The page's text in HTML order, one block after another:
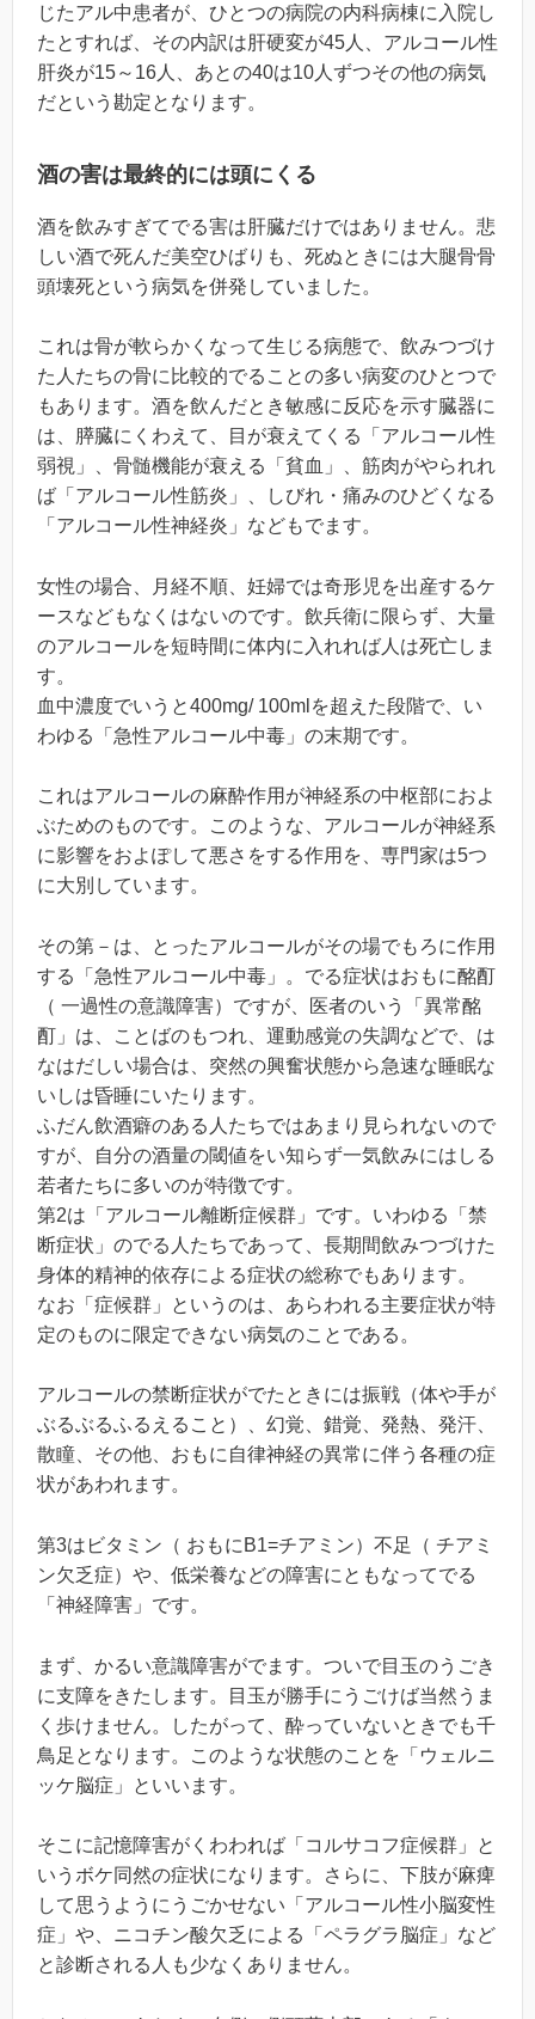
じたアル中患者が、ひとつの病院の内科病棟に入院し
たとすれば、その内訳は肝硬変が45人、アルコール性
肝炎が15～16人、あとの40は10人ずつその他の病気
だという勘定となります。
酒の害は最終的には頭にくる
酒を飲みすぎてでる害は肝臓だけではありません。悲
しい酒で死んだ美空ひばりも、死ぬときには大腿骨骨
頭壊死という病気を併発していました。
これは骨が軟らかくなって生じる病態で、飲みつづけ
た人たちの骨に比較的でることの多い病変のひとつで
もあります。酒を飲んだとき敏感に反応を示す臓器に
は、膵臓にくわえて、目が衰えてくる「アルコール性
弱視」、骨髄機能が衰える「貧血」、筋肉がやられれ
ば「アルコール性筋炎」、しびれ・痛みのひどくなる
「アルコール性神経炎」などもでます。
女性の場合、月経不順、妊婦では奇形児を出産するケ
ースなどもなくはないのです。飲兵衛に限らず、大量
のアルコールを短時間に体内に入れれば人は死亡しま
す。
血中濃度でいうと400mg/ 100mlを超えた段階で、い
わゆる「急性アルコール中毒」の末期です。
これはアルコールの麻酔作用が神経系の中枢部におよ
ぶためのものです。このような、アルコールが神経系
に影響をおよぽして悪さをする作用を、専門家は5つ
に大別しています。
その第－は、とったアルコールがその場でもろに作用
する「急性アルコール中毒」。でる症状はおもに酩酊
（ 一過性の意識障害）ですが、医者のいう「異常酩
酊」は、ことばのもつれ、運動感覚の失調などで、は
なはだしい場合は、突然の興奮状態から急速な睡眠な
いしは昏睡にいたります。
ふだん飲酒癖のある人たちではあまり見られないので
すが、自分の酒量の閾値をい知らず一気飲みにはしる
若者たちに多いのが特徴です。
第2は「アルコール離断症候群」です。いわゆる「禁
断症状」のでる人たちであって、長期間飲みつづけた
身体的精神的依存による症状の総称でもあります。
なお「症候群」というのは、あらわれる主要症状が特
定のものに限定できない病気のことである。
アルコールの禁断症状がでたときには振戦（体や手が
ぶるぶるふるえること）、幻覚、錯覚、発熱、発汗、
散瞳、その他、おもに自律神経の異常に伴う各種の症
状があわれます。
第3はビタミン（ おもにB1=チアミン）不足（ チアミ
ン欠乏症）や、低栄養などの障害にともなってでる
「神経障害」です。
まず、かるい意識障害がでます。ついで目玉のうごき
に支障をきたします。目玉が勝手にうごけば当然うま
く歩けません。したがって、酔っていないときでも千
鳥足となります。このような状態のことを「ウェルニ
ッケ脳症」といいます。
そこに記憶障害がくわわれば「コルサコフ症候群」と
いうボケ同然の症状になります。さらに、下肢が麻痺
して思うようにうごかせない「アルコール性小脳変性
症」や、ニコチン酸欠乏による「ペラグラ脳症」など
と診断される人も少なくありません。